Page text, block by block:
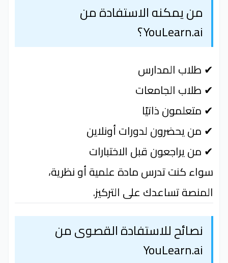
من يمكنه الاستفادة من
YouLearn.ai؟
✔ طلاب المدارس
✔ طلاب الجامعات
✔ متعلمون ذاتيًا
✔ من يحضرون لدورات أونلاين
✔ من يراجعون قبل الاختبارات
سواء كنت تدرس مادة علمية أو نظرية،
المنصة تساعدك على التركيز.
نصائح للاستفادة القصوى من
YouLearn.ai